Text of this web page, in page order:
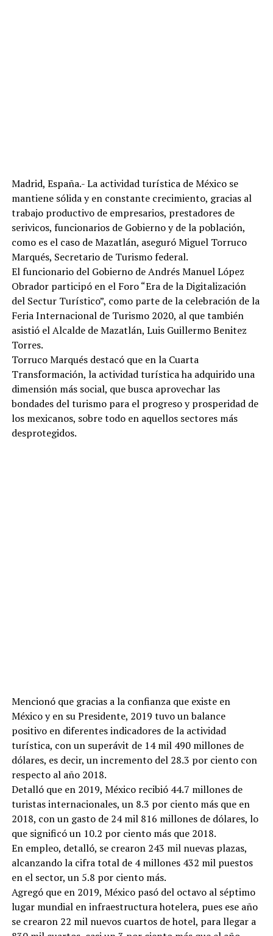
Madrid, España.- La actividad turística de México se
mantiene sólida y en constante crecimiento, gracias al
trabajo productivo de empresarios, prestadores de
serivicos, funcionarios de Gobierno y de la población,
como es el caso de Mazatlán, aseguró Miguel Torruco
Marqués, Secretario de Turismo federal.
El funcionario del Gobierno de Andrés Manuel López
Obrador participó en el Foro “Era de la Digitalización
del Sectur Turístico”, como parte de la celebración de la
Feria Internacional de Turismo 2020, al que también
asistió el Alcalde de Mazatlán, Luis Guillermo Benitez
Torres.
Torruco Marqués destacó que en la Cuarta
Transformación, la actividad turística ha adquirido una
dimensión más social, que busca aprovechar las
bondades del turismo para el progreso y prosperidad de
los mexicanos, sobre todo en aquellos sectores más
desprotegidos.
Mencionó que gracias a la confianza que existe en
México y en su Presidente, 2019 tuvo un balance
positivo en diferentes indicadores de la actividad
turística, con un superávit de 14 mil 490 millones de
dólares, es decir, un incremento del 28.3 por ciento con
respecto al año 2018.
Detalló que en 2019, México recibió 44.7 millones de
turistas internacionales, un 8.3 por ciento más que en
2018, con un gasto de 24 mil 816 millones de dólares, lo
que significó un 10.2 por ciento más que 2018.
En empleo, detalló, se crearon 243 mil nuevas plazas,
alcanzando la cifra total de 4 millones 432 mil puestos
en el sector, un 5.8 por ciento más.
Agregó que en 2019, México pasó del octavo al séptimo
lugar mundial en infraestructura hotelera, pues ese año
se crearon 22 mil nuevos cuartos de hotel, para llegar a